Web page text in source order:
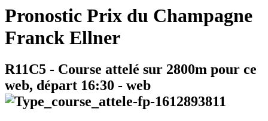
Pronostic Prix du Champagne
Franck Ellner
R11C5 - Course attelé sur 2800m pour ce
web, départ 16:30 - web